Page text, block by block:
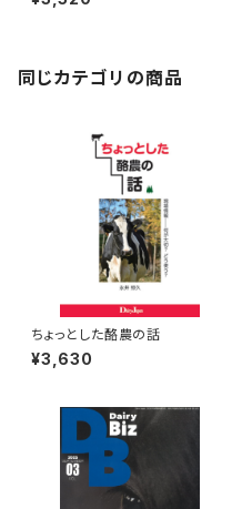
同じカテゴリの商品
ちょっとした酪農の話
¥3,630